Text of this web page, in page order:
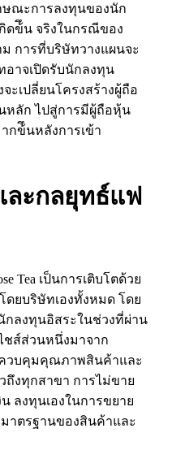
ษณะการลงทุนของนัก
ดข้ึน จริงในกรณีของ
การที่บริษัทวางแผนจะ
อาจเปิดรับนักลงทุน
ะเปลี่ยนโครงสร้างผู้ถือ
หลัก ไปสู่การมีผู้ถือหุ้น
กข้ึนหลังการเข้า
ะกลยุทธ์แฟ
Tea เป็นการเติบโตด้วย
ดยบริษัทเองทั้งหมด โดย
ลงทุนอิสระในช่วงที่ผ่าน
ชส์ส่วนหนึ่งมาจาก
วบคุมคุณภาพสินค้าและ
งทุกสาขา การไม่ขาย
ลงทุนเองในการขยาย
าตรฐานของสินค้าและ